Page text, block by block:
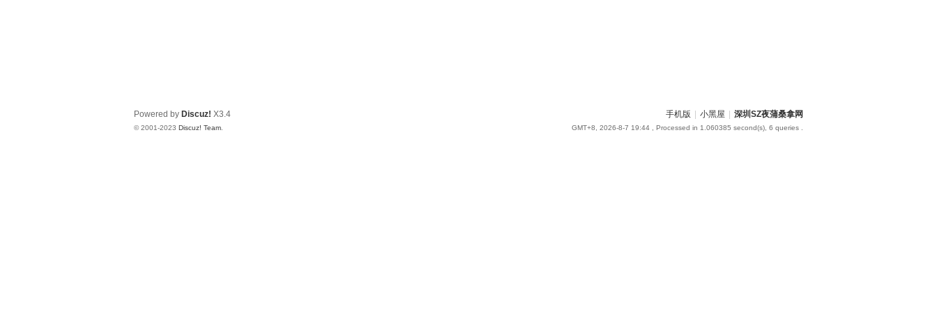
手机版 小黑屋 深圳SZ夜蒲桑拿网
GMT+8, 2026-8-7 19:44 , Processed in 1.060385 second(s), 6 queries .
Powered by Discuz! X3.4
© 2001-2023 Discuz! Team